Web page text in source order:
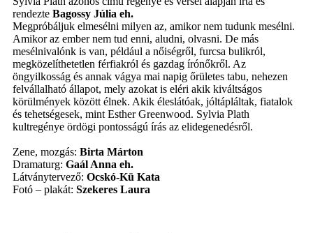
rendezte Bagossy Júlia eh.
Megpróbáljuk elmesélni milyen az, amikor nem tudunk mesélni.
Amikor az ember nem tud enni, aludni, olvasni. De más
mesélnivalónk is van, például a nőiségről, furcsa bulikról,
megközelíthetetlen férfiakról és gazdag írónőkről. Az
öngyilkosság és annak vágya mai napig őrületes tabu, nehezen
felvállalható állapot, mely azokat is eléri akik kiváltságos
körülmények között élnek. Akik éleslátóak, jóltápláltak, fiatalok
és tehetségesek, mint Esther Greenwood. Sylvia Plath
kultregénye ördögi pontosságú írás az elidegenedésről.
Zene, mozgás: Birta Márton
Dramaturg: Gaál Anna eh.
Látványtervező: Ocskó-Kü Kata
Fotó – plakát: Szekeres Laura